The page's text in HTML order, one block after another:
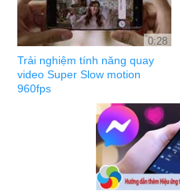
0:28
Trải nghiệm tính năng quay
video Super Slow motion
960fps